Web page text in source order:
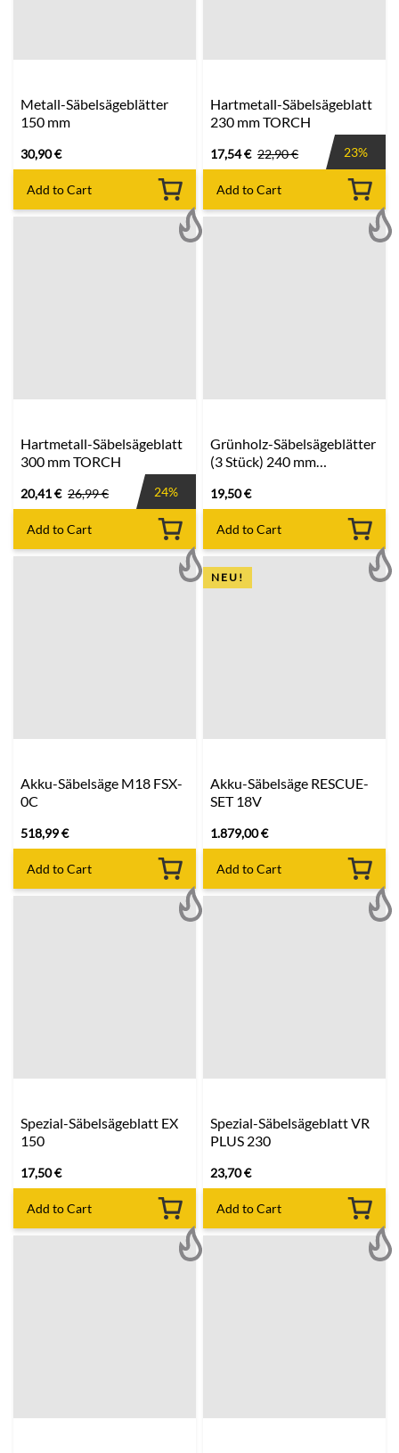
Metall-Säbelsägeblätter
150 mm
30,90€
Add to Cart
Hartmetall-Säbelsägeblatt
230 mm TORCH
17,54€ 22,90€ 23%
Add to Cart
Hartmetall-Säbelsägeblatt
300 mm TORCH
20,41€ 26,99€ 24%
Add to Cart
Grünholz-Säbelsägeblätter
(3 Stück) 240 mm
19,50€
Add to Cart
Akku-Säbelsäge M18 FSX-
0C
518,99€
Add to Cart
NEU!
Akku-Säbelsäge RESCUE-
SET 18V
1.879,00€
Add to Cart
Spezial-Säbelsägeblatt EX
150
17,50€
Add to Cart
Spezial-Säbelsägeblatt VR
PLUS 230
23,70€
Add to Cart